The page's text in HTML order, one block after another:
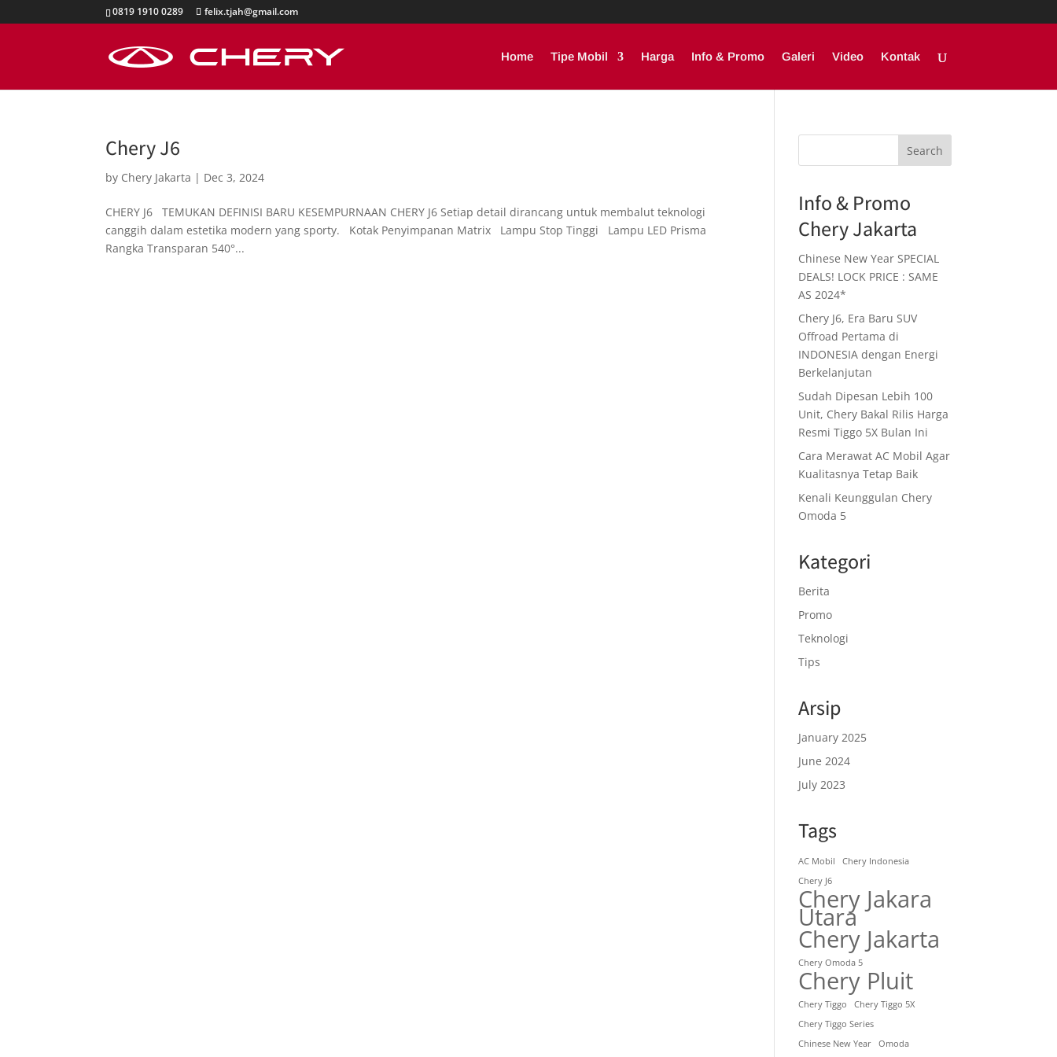
0819 1910 0289 felix.tjah@gmail.com
Home Tipe Mobil Harga Info & Promo Galeri Video Kontak
Chery J6
by Chery Jakarta | Dec 3, 2024
CHERY J6 TEMUKAN DEFINISI BARU KESEMPURNAAN CHERY J6 Setiap detail dirancang untuk membalut teknologi
canggih dalam estetika modern yang sporty. Kotak Penyimpanan Matrix Lampu Stop Tinggi Lampu LED Prisma
Rangka Transparan 540°...
Search
Info & Promo
Chery Jakarta
Chinese New Year SPECIAL
DEALS! LOCK PRICE : SAME
AS 2024*
Chery J6, Era Baru SUV
Offroad Pertama di
INDONESIA dengan Energi
Berkelanjutan
Sudah Dipesan Lebih 100
Unit, Chery Bakal Rilis Harga
Resmi Tiggo 5X Bulan Ini
Cara Merawat AC Mobil Agar
Kualitasnya Tetap Baik
Kenali Keunggulan Chery
Omoda 5
Kategori
Berita
Promo
Teknologi
Tips
Arsip
January 2025
June 2024
July 2023
Tags
AC Mobil
Chery Indonesia
Chery J6
Chery Jakara
Utara
Chery Jakarta
Chery Omoda 5
Chery Pluit
Chery Tiggo
Chery Tiggo 5X
Chery Tiggo Series
Chinese New Year
Omoda